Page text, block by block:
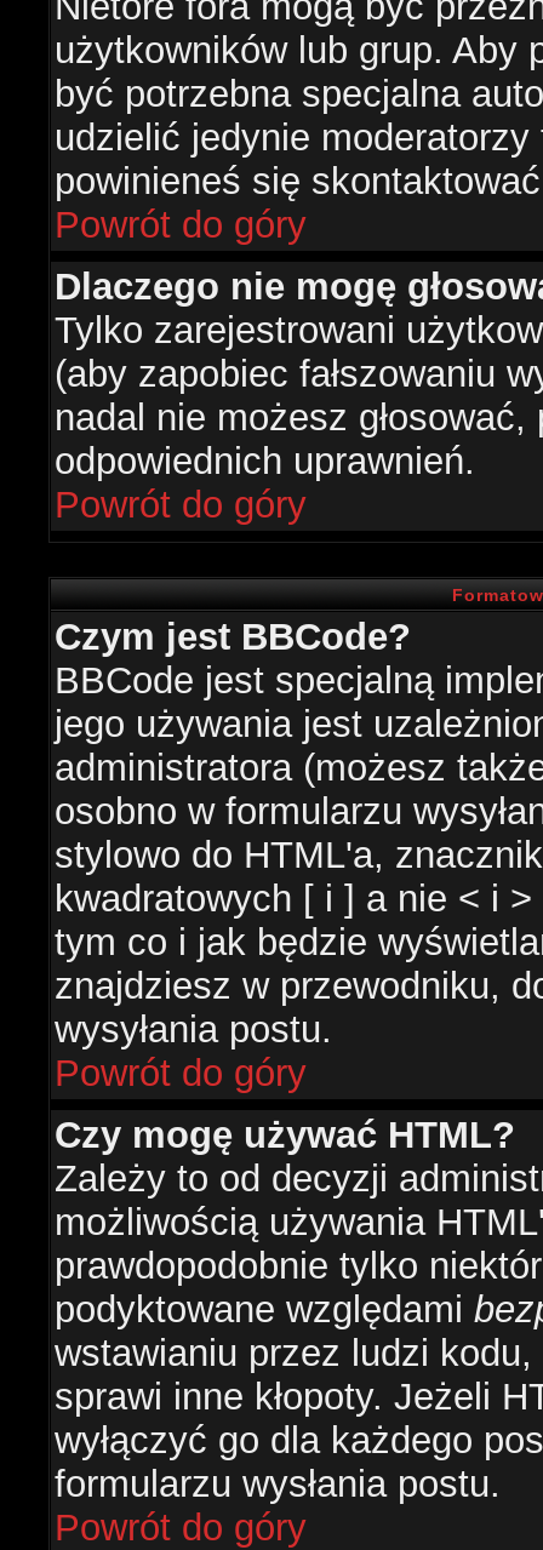
użytkowników lub grup. Aby
być potrzebna specjalna
udzielić jedynie
powinieneś się
Powrót do góry
Dlaczego nie mogę
Tylko zarejestrowani
(aby zapobiec fałszowaniu
nadal nie możesz
odpowiednich uprawnień.
Powrót do góry
Czym jest BBCode?
BBCode jest specjalną
jego używania jest
administratora (możesz
osobno w formularzu
stylowo do HTML'a,
kwadratowych [ i ] a nie < i
tym co i jak będzie
znajdziesz w przewodniku,
wysyłania postu.
Powrót do góry
Czy mogę używać HTML?
Zależy to od decyzji
możliwością używania
prawdopodobnie tylko
podyktowane względami
wstawianiu przez ludzi
sprawi inne kłopoty. Jeżeli
wyłączyć go dla każdego
formularzu wysłania postu.
Powrót do góry